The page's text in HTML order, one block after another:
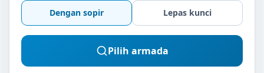
Dengan sopir Lepas kunci
Pilih armada